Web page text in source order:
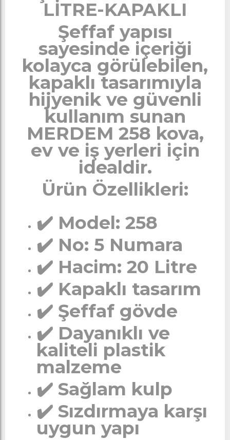
LİTRE-KAPAKLI
Şeffaf yapısı
sayesinde içeriği
kolayca görülebilen,
kapaklı tasarımıyla
hijyenik ve güvenli
kullanım sunan
MERDEM 258 kova,
ev ve iş yerleri için
idealdir.
Ürün Özellikleri:
✔️ Model: 258
✔️ No: 5 Numara
✔️ Hacim: 20 Litre
✔️ Kapaklı tasarım
✔️ Şeffaf gövde
✔️ Dayanıklı ve
kaliteli plastik
malzeme
✔️ Sağlam kulp
✔️ Sızdırmaya karşı
uygun yapı